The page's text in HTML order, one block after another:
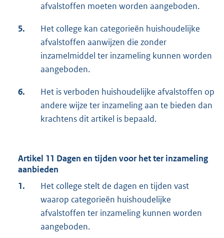
afvalstoffen moeten worden aangeboden.
5.
Het college kan categorieën huishoudelijke
afvalstoffen aanwijzen die zonder
inzamelmiddel ter inzameling kunnen worden
aangeboden.
6.
Het is verboden huishoudelijke afvalstoffen op
andere wijze ter inzameling aan te bieden dan
krachtens dit artikel is bepaald.
Artikel 11 Dagen en tijden voor het ter inzameling
aanbieden
1.
Het college stelt de dagen en tijden vast
waarop categorieën huishoudelijke
afvalstoffen ter inzameling kunnen worden
aangeboden.